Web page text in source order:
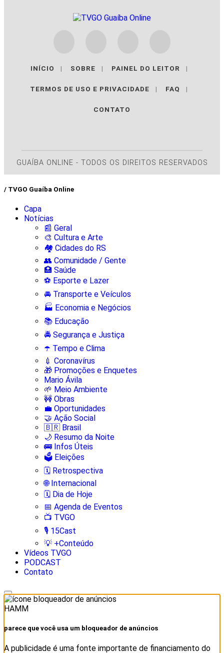
INÍCIO | SOBRE | PAINEL DO LEITOR |
TERMOS DE USO E PRIVACIDADE | FAQ |
CONTATO
GUAÍBA ONLINE - TODOS OS DIREITOS RESERVADOS
/ TVGO Guaíba Online
Capa
Notícias
📰 Geral
🎨 Cultura e Arte
🏘️ Cidades do RS
👥 Comunidade / Gente
🏥 Saúde
⚽ Esporte e Lazer
🚘 Transporte e Veículos
🏭 Economia e Negócios
📚 Educação
🚔 Segurança e Justiça
☂️ Tempo e Clima
💉 Coronavírus
🎁 Promoções e Enquetes
Mario Ávila
🌱 Meio Ambiente
🚧 Obras
💼 Oportunidades
🤝 Ação Social
🇧🇷 Brasil
🌙 Resumo da Noite
🚌 Infos Úteis
🗳️ Eleições
🗓️ Retrospectiva
🌐 Internacional
🗓️ Dia de Hoje
📅 Agenda de Eventos
📺 TVGO
🎙️ 15Cast
💡 +Conteúdo
Vídeos TVGO
PODCAST
Contato
HAMM
parece que você usa um bloqueador de anúncios
A publicidade é uma fonte importante de financiamento do